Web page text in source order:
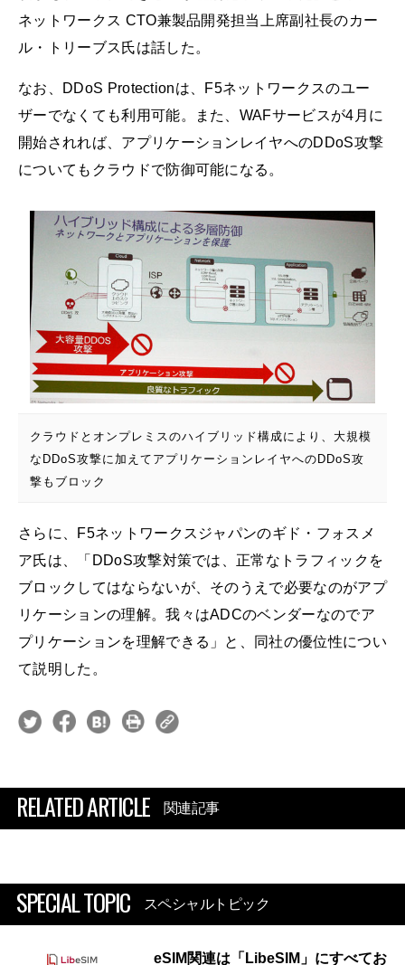
ネットワークス CTO兼製品開発担当上席副社長のカー
ル・トリーブス氏は話した。
なお、DDoS Protectionは、F5ネットワークスのユー
ザーでなくても利用可能。また、WAFサービスが4月に
開始されれば、アプリケーションレイヤへのDDoS攻撃
についてもクラウドで防御可能になる。
クラウドとオンプレミスのハイブリッド構成により、大規模
なDDoS攻撃に加えてアプリケーションレイヤへのDDoS攻
撃もブロック
さらに、F5ネットワークスジャパンのギド・フォスメ
ア氏は、「DDoS攻撃対策では、正常なトラフィックを
ブロックしてはならないが、そのうえで必要なのがアプ
リケーションの理解。我々はADCのベンダーなのでア
プリケーションを理解できる」と、同社の優位性につい
て説明した。
RELATED ARTICLE 関連記事
SPECIAL TOPIC スペシャルトピック
eSIM関連は「LibeSIM」にすべてお